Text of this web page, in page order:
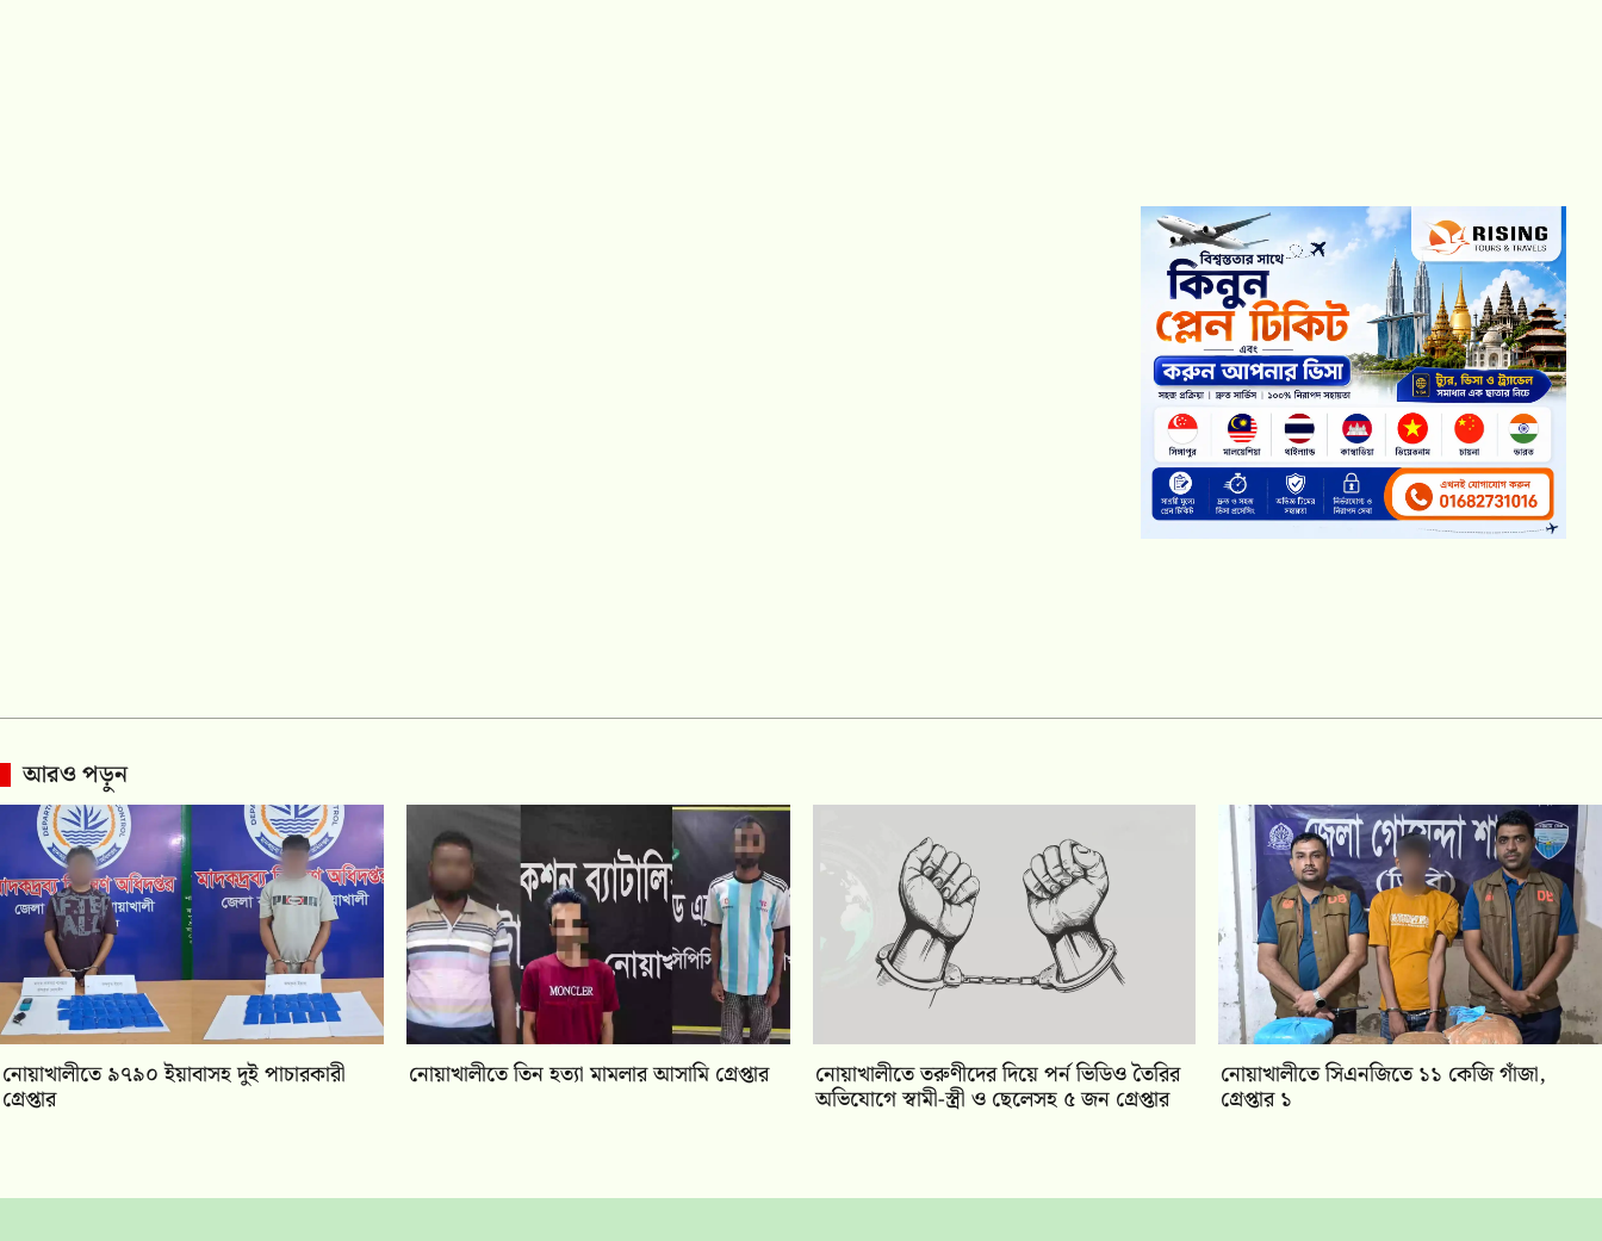
আরও পড়ুন
নোয়াখালীতে ৯৭৯০ ইয়াবাসহ দুই পাচারকারী
গ্রেপ্তার
নোয়াখালীতে তিন হত্যা মামলার আসামি গ্রেপ্তার নোয়াখালীতে তরুণীদের দিয়ে পর্ন ভিডিও তৈরির
অভিযোগে স্বামী-স্ত্রী ও ছেলেসহ ৫ জন গ্রেপ্তার
নোয়াখালীতে সিএনজিতে ১১ কেজি গাঁজা,
গ্রেপ্তার ১